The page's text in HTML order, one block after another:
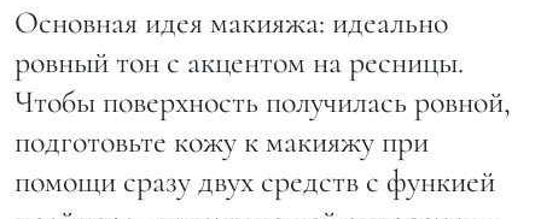
Основная идея макияжа: идеально
ровный тон с акцентом на ресницы.
Чтобы поверхность получилась ровной,
подготовьте кожу к макияжу при
помощи сразу двух средств с функией